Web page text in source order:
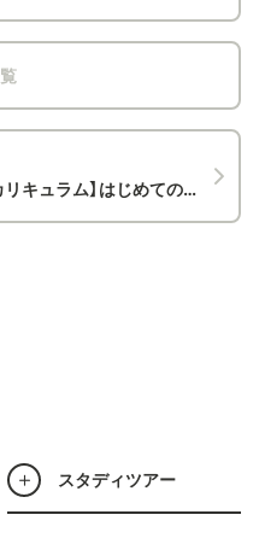
ラム】はじめての合同調理
スタディツアー